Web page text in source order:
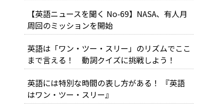
【英語ニュースを聞く No-69】NASA、有人月
周回のミッションを開始
英語は「ワン・ツー・スリー」のリズムでここ
まで言える！ 動詞クイズに挑戦しよう！
英語には特別な時間の表し方がある！ 『英語
はワン・ツー・スリー』